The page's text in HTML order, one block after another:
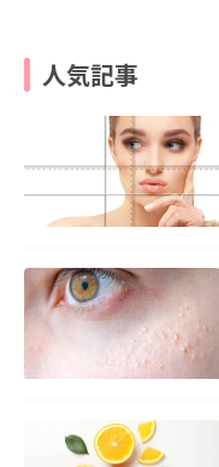
人気記事